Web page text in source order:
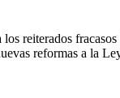
fracasos
reformas a la